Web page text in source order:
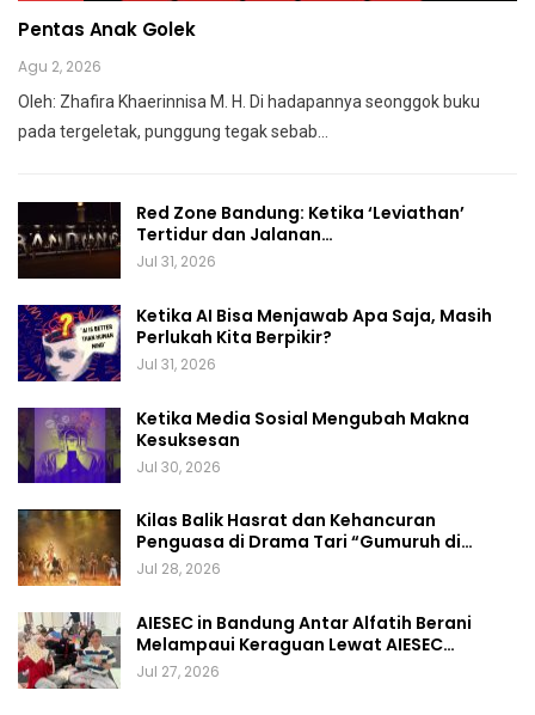
Pentas Anak Golek
Agu 2, 2026
Oleh: Zhafira Khaerinnisa M. H. Di hadapannya seonggok buku
pada tergeletak, punggung tegaksebab…
Red Zone Bandung: Ketika ‘Leviathan’
Tertidur dan Jalanan…
Jul 31, 2026
Ketika AI Bisa Menjawab Apa Saja, Masih
Perlukah Kita Berpikir?
Jul 31, 2026
Ketika Media Sosial Mengubah Makna
Kesuksesan
Jul 30, 2026
Kilas Balik Hasrat dan Kehancuran
Penguasa di Drama Tari “Gumuruh di…
Jul 28, 2026
AIESEC in Bandung Antar Alfatih Berani
Melampaui Keraguan Lewat AIESEC…
Jul 27, 2026